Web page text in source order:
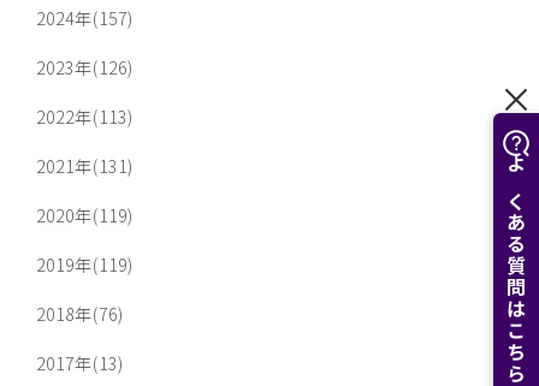
よくある質問はこちら
2024年(157)
2023年(126)
2022年(113)
2021年(131)
2020年(119)
2019年(119)
2018年(76)
2017年(13)